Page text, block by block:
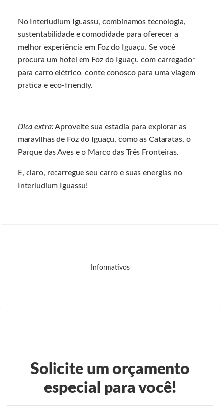
No Interludium Iguassu, combinamos tecnologia,
sustentabilidade e comodidade para oferecer a
melhor experiência em Foz do Iguaçu. Se você
procura um hotel em Foz do Iguaçu com carregador
para carro elétrico, conte conosco para uma viagem
prática e eco-friendly.
Dica extra: Aproveite sua estadia para explorar as
maravilhas de Foz do Iguaçu, como as Cataratas, o
Parque das Aves e o Marco das Três Fronteiras.
E, claro, recarregue seu carro e suas energias no
Interludium Iguassu!
Informativos
Solicite um orçamento
especial para você!